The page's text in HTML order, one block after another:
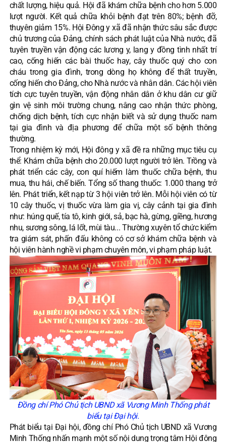
chất lượng, hiệu quả. Hội đã khám chữa bệnh cho hơn 5.000
lượt người. Kết quả chữa khỏi bệnh đạt trên 80%; bệnh đỡ,
thuyên giảm 15%. Hội Đông y xã đã nhận thức sâu sắc được
chủ trương của Đảng, chính sách phát luật của Nhà nước, đã
tuyên truyền vận động các lương y, lang y đồng tình nhất trí
cao, cống hiến các bài thuốc hay, cây thuốc quý cho con
cháu trong gia đình, trong dòng họ không để thất truyền,
cống hiến cho Đảng, cho Nhà nước và nhân dân. Các hội viên
tích cực tuyên truyền, vận động nhân dân ở khu dân cư giữ
gìn vệ sinh môi trường chung, nâng cao nhận thức phòng,
chống dịch bệnh, tích cực nhận biết và sử dụng thuốc nam
tại gia đình và địa phương để chữa một số bệnh thông
thường.
Trong nhiệm kỳ mới, Hội đông y xã đề ra những mục tiêu cụ
thể: Khám chữa bệnh cho 20.000 lượt người trở lên. Trồng và
phát triển các cây, con quí hiếm làm thuốc chữa bệnh, thu
mua, thu hái, chế biến. Tổng số thang thuốc: 1.000 thang trở
lên. Phát triển, kết nạp từ 3 hội viên trở lên. Mỗi hội viên có từ
10 cây thuốc, vị thuốc vừa làm gia vị, cây cảnh tại gia đình
như: húng quế, tía tô, kinh giới, sả, bạc hà, gừng, giềng, hương
nhu, sương sông, lá lốt, mùi tàu... Thường xuyên tổ chức kiểm
tra giám sát, phấn đấu không có cơ sở khám chữa bệnh và
hội viên hành nghề vi phạm chuyên môn, vi phạm pháp luật.
Đồng chí Phó Chủ tịch UBND xã Vương Minh Thống phát
biểu tại Đại hội.
Phát biểu tại Đại hội, đồng chí Phó Chủ tịch UBND xã Vương
Minh Thống nhấn mạnh một số nội dung trọng tâm Hội đông